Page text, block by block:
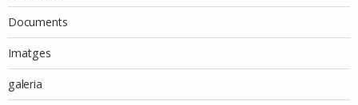
Documents
Imatges
galeria